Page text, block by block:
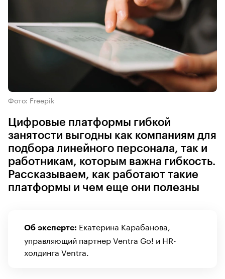
Фото: Freepik
Цифровые платформы гибкой
занятости выгодны как компаниям для
подбора линейного персонала, так и
работникам, которым важна гибкость.
Рассказываем, как работают такие
платформы и чем еще они полезны
Об эксперте: Екатерина Карабанова,
управляющий партнер Ventra Go! и HR-
холдинга Ventra.